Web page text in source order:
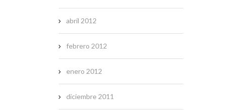
abril 2012
febrero 2012
enero 2012
diciembre 2011